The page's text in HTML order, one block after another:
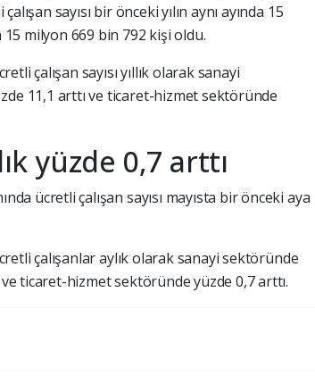
sayısı bir önceki yılın aynı ayında 15
15 milyon 669 bin 792 kişi oldu.
çalışan sayısı yıllık olarak sanayi
11,1 arttı ve ticaret-hizmet sektöründe
yüzde 0,7 arttı
ücretli çalışan sayısı mayısta bir önceki aya
çalışanlar aylık olarak sanayi sektöründe
ticaret-hizmet sektöründe yüzde 0,7 arttı.